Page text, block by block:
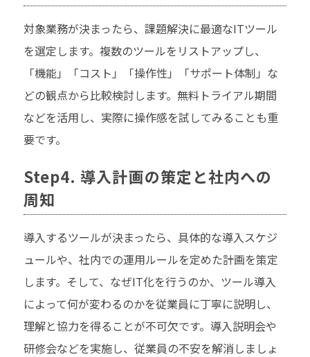
対象業務が決まったら、課題解決に最適なITツール
を選定します。複数のツールをリストアップし、
「機能」「コスト」「操作性」「サポート体制」な
どの観点から比較検討します。無料トライアル期間
などを活用し、実際に操作感を試してみることも重
要です。
Step4. 導入計画の策定と社内への
周知
導入するツールが決まったら、具体的な導入スケジ
ュールや、社内での運用ルールを定めた計画を策定
します。そして、なぜIT化を行うのか、ツール導入
によって何が変わるのかを従業員に丁寧に説明し、
理解と協力を得ることが不可欠です。導入説明会や
研修会などを実施し、従業員の不安を解消しましょ